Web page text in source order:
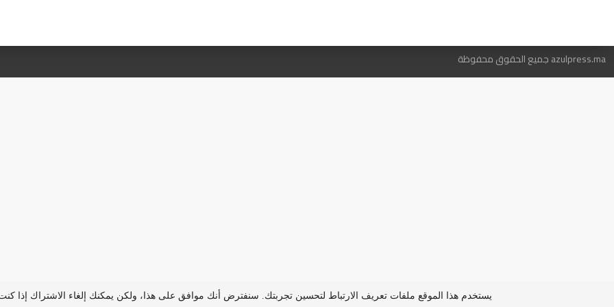
azulpress.ma جميع الحقوق محفوظة
يستخدم هذا الموقع ملفات تعريف الارتباط لتحسين تجربتك. سنفترض أنك موافق على هذا، ولكن يمكنك إلغاء الاشتراك إذا